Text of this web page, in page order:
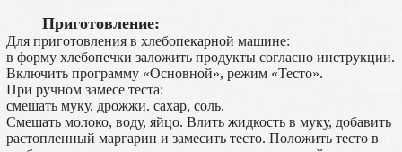
Приготовление:
Для приготовления в хлебопекарной машине:
в форму хлебопечки заложить продукты согласно инструкции.
Включить программу «Основной», режим «Тесто».
При ручном замесе теста:
смешать муку, дрожжи. сахар, соль.
Смешать молоко, воду, яйцо. Влить жидкость в муку, добавить
растопленный маргарин и замесить тесто. Положить тесто в